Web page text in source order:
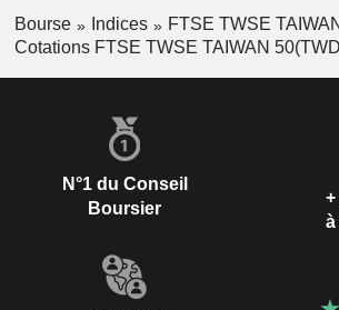
Bourse Indices
FTSE TWSE
Cotations FTSE TWSE TAIWAN
N°1 du Conseil
Boursier